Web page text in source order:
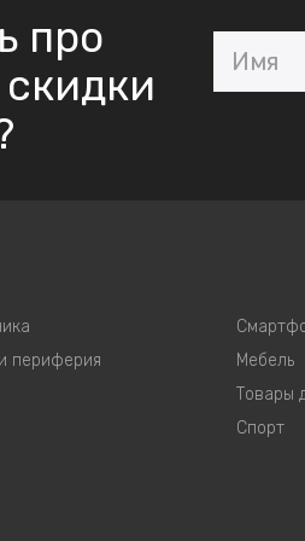
про
периферия
Мебель
Товары
Спорт